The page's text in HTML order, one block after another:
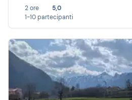
2 ore
5,0
1-10 partecipanti